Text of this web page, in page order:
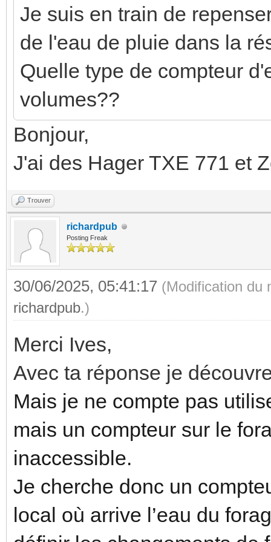
--card-
weight: 500;
--card-
weight: 500;
align-
- type:
card
primary:
{{
ouge'))
}}j/
action:
color: #555555;
!important;
--
primary-color: white;
--
secondary-color:
--
secondary-font-size:
--
primary-font-size:
- type:
template-card
Je suis en train de
de l'eau de pluie dans la
Quelle type de compteur
volumes??
Bonjour,
J'ai des Hager TXE 771 et
Trouver
richardpub
Posting Freak
30/06/2025, 05:41:17 (Modification du
richardpub.)
Merci Ives,
Avec ta réponse je
Mais je ne compte pas
mais un compteur sur le
inaccessible.
Je cherche donc un
local où arrive l’eau du